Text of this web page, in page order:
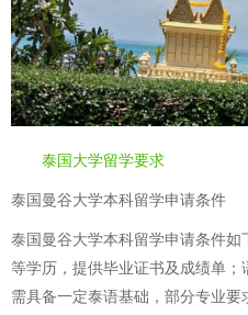
泰国大学留学要求
泰国曼谷大学本科留学申请条件
泰国曼谷大学本科留学申请条件如
等学历，提供毕业证书及成绩单；
需具备一定泰语基础，部分专业